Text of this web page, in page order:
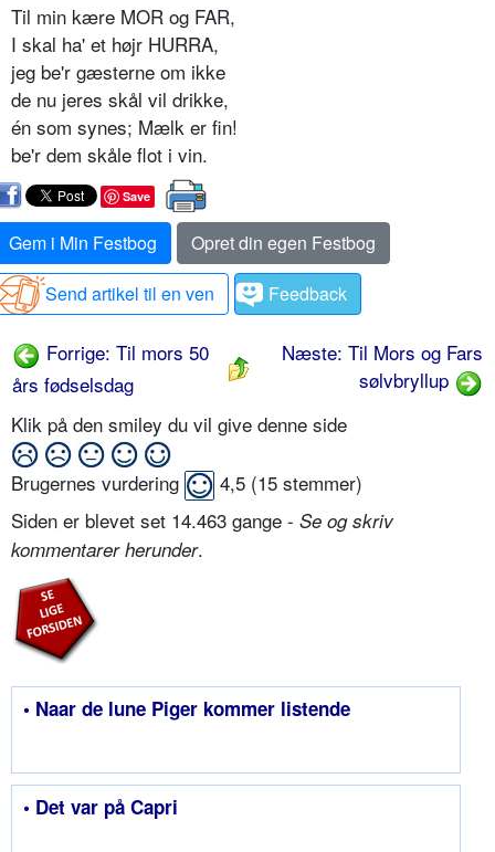
Til min kære MOR og FAR,
I skal ha' et højr HURRA,
jeg be'r gæsterne om ikke
de nu jeres skål vil drikke,
én som synes; Mælk er fin!
be'r dem skåle flot i vin.
Save
Gem i Min Festbog
Opret din egen Festbog
Send artikel til en ven
Feedback
Forrige: Til mors 50
års fødselsdag
Næste: Til Mors og Fars
sølvbryllup
Klik på den smiley du vil give denne side
Brugernes vurdering 4,5 (15 stemmer)
Siden er blevet set 14.463 gange - Se og skriv
kommentarer herunder.
• Naar de lune Piger kommer listende
• Det var på Capri